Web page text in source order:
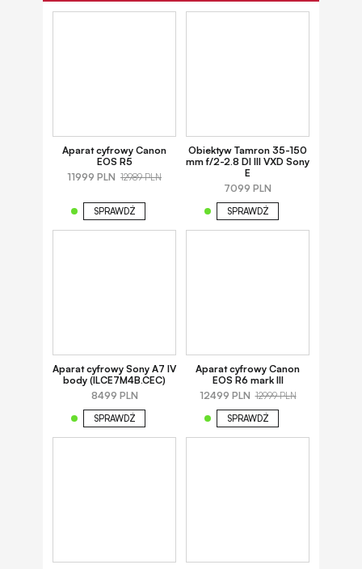
Aparat cyfrowy Canon
EOS R5
11999 PLN 12989 PLN
SPRAWDŹ
Obiektyw Tamron 35-150
mm f/2-2.8 DI III VXD Sony
E
7099 PLN
SPRAWDŹ
Aparat cyfrowy Sony A7 IV
body (ILCE7M4B.CEC)
8499 PLN
SPRAWDŹ
Aparat cyfrowy Canon
EOS R6 mark III
12499 PLN 12999 PLN
SPRAWDŹ